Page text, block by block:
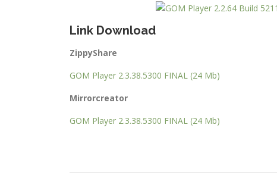
Link Download
ZippyShare
GOM Player 2.3.38.5300 FINAL (24 Mb)
Mirrorcreator
GOM Player 2.3.38.5300 FINAL (24 Mb)